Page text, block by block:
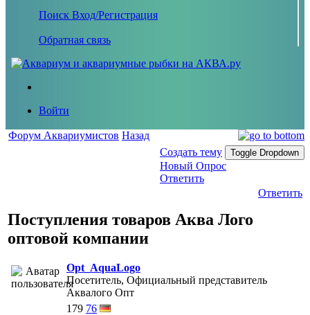
Поиск Вход/Регистрация
Обратная связь
Войти
Форум Аквариумистов Назад
Создать тему
Toggle Dropdown
Новый Опрос
Ответить
Ответить
Поступления товаров Аква Лого
оптовой компании
Opt_AquaLogo
Посетитель, Официальный представитель
Аквалого Опт
179 76